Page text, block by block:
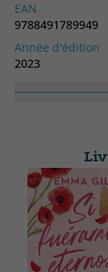
EAN
9788491789949
Année d'édition
2023